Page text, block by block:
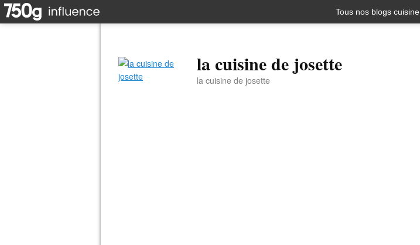
Tous nos blogs cuisine
la cuisine de josette
la cuisine de josette